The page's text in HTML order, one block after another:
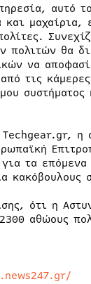
αυτό
μαχαίρια,
πολιτών θα
να
τις
η
τα
κακόβουλους
ότι η
αθώους